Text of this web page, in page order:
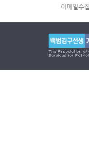
이메일수